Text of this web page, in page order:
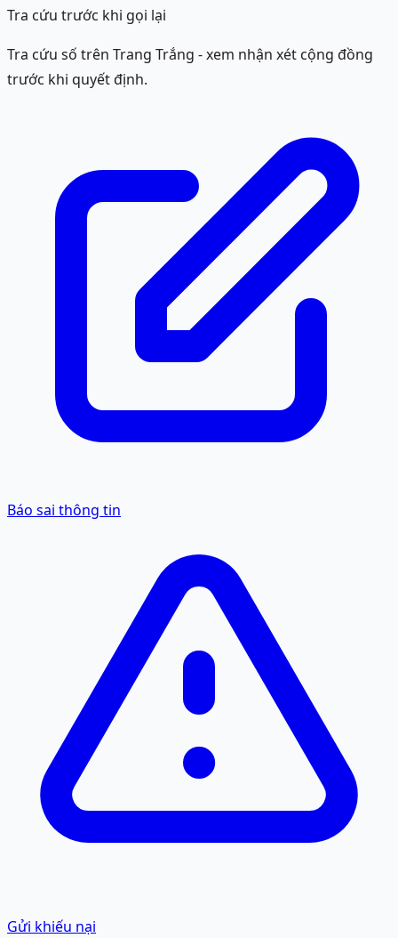
Tra cứu trước khi gọi lại
Tra cứu số trên Trang Trắng - xem nhận xét cộng đồng
trước khi quyết định.
Báo sai thông tin
Gửi khiếu nại